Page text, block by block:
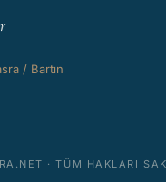
/ Bartın
· TÜM HAKLARI